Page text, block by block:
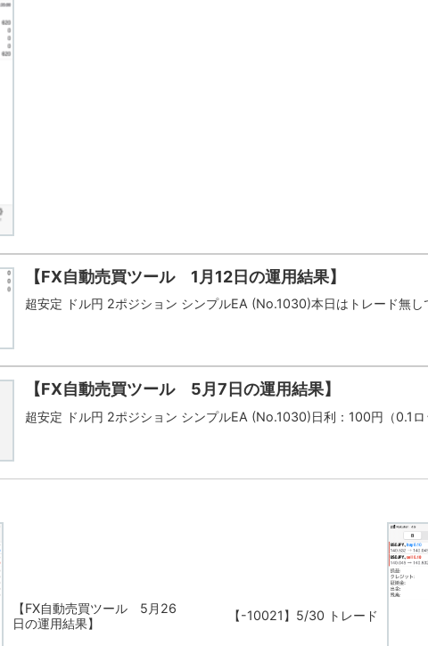
【FX自動売買ツール 1月12日の運用結果】
超安定 ドル円 2ポジション シンプルEA (No.1030)本日はトレード無し
【FX自動売買ツール 5月7日の運用結果】
超安定 ドル円 2ポジション シンプルEA (No.1030)日利：100円（0.1ロ
【FX自動売買ツール 5月26
日の運用結果】
【-10021】5/30 トレード